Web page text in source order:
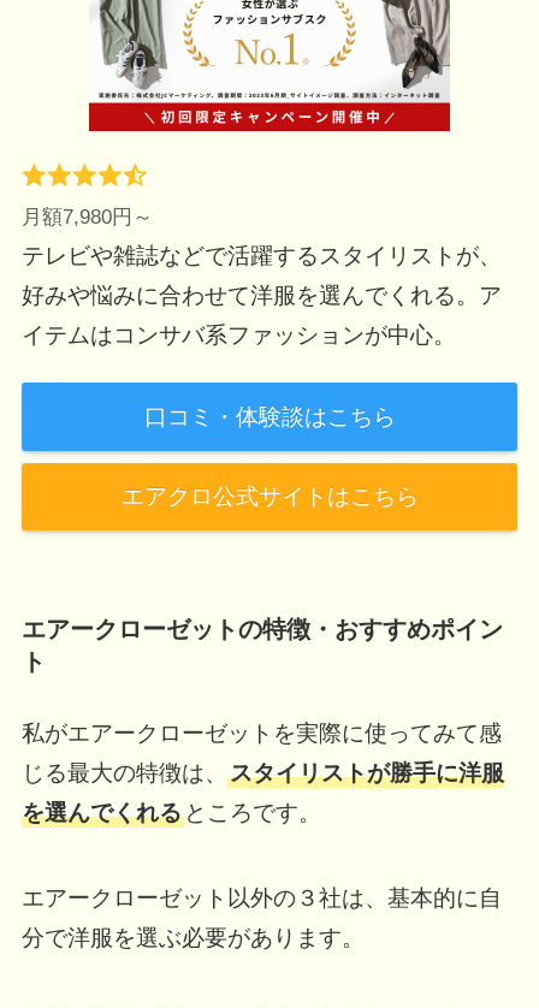
月額7,980円～
テレビや雑誌などで活躍するスタイリストが、
好みや悩みに合わせて洋服を選んでくれる。ア
イテムはコンサバ系ファッションが中心。
口コミ・体験談はこちら
エアクロ公式サイトはこちら
エアークローゼットの特徴・おすすめポイン
ト
私がエアークローゼットを実際に使ってみて感
じる最大の特徴は、 スタイリストが勝手に洋服
を選んでくれるところです。
エアークローゼット以外の３社は、基本的に自
分で洋服を選ぶ必要があります。